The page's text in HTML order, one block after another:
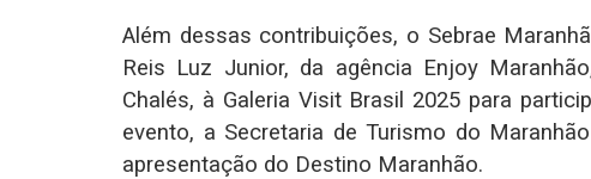
Além dessas contribuições, o Sebrae
Reis Luz Junior, da agência Enjoy
Chalés, à Galeria Visit Brasil 2025 para
evento, a Secretaria de Turismo do
apresentação do Destino Maranhão.